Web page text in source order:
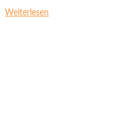
Weiterlesen